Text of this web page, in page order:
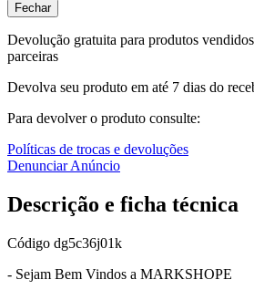
Fechar
Devolução gratuita para produtos
parceiras
Devolva seu produto em até 7 dias do
Para devolver o produto consulte:
Políticas de trocas e devoluções
Denunciar Anúncio
Descrição e ficha técnica
Código dg5c36j01k
- Sejam Bem Vindos a MARKSHOPE